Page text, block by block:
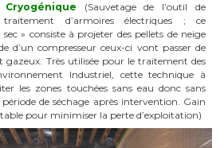
(Sauvetage de l’outil de
d’armoires électriques ; ce
» consiste à projeter des pellets de neige
d’un compresseur ceux-ci vont passer de
gazeux. Très utilisée pour le traitement des
Industriel, cette technique à
les zones touchées sans eau donc sans
de séchage après intervention. Gain
pour minimiser la perte d’exploitation)